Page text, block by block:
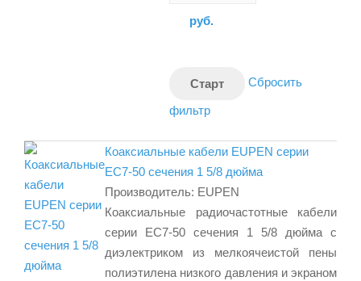
руб.
Сбросить
фильтр
Коаксиальные кабели EUPEN серии
EC7-50 сечения 1 5/8 дюйма
Производитель: EUPEN
Коаксиальные радиочастотные кабели
серии EC7-50 сечения 1 5/8 дюйма с
диэлектриком из мелкоячеистой пены
полиэтилена низкого давления и экраном